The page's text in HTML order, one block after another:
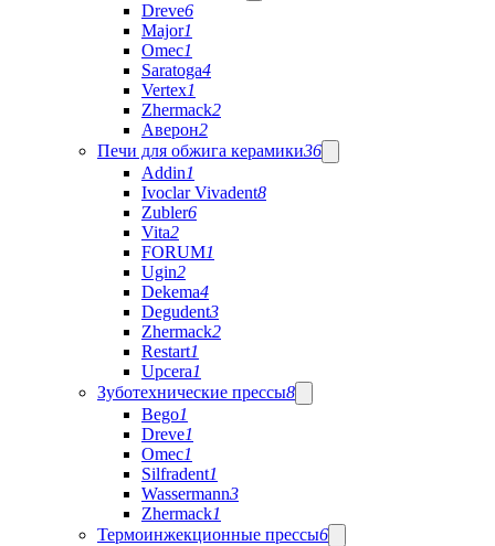
Dreve6
Major1
Omec1
Saratoga4
Vertex1
Zhermack2
Аверон2
Печи для обжига керамики36
Addin1
Ivoclar Vivadent8
Zubler6
Vita2
FORUM1
Ugin2
Dekema4
Degudent3
Zhermack2
Restart1
Upcera1
Зуботехнические прессы8
Bego1
Dreve1
Omec1
Silfradent1
Wassermann3
Zhermack1
Термоинжекционные прессы6